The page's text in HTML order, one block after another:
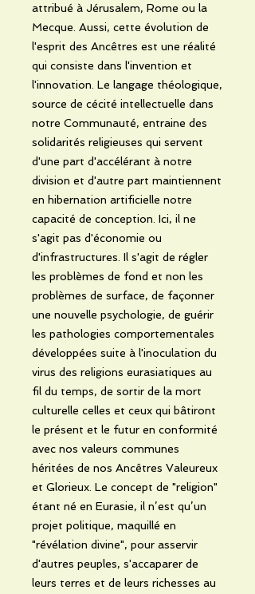
attribué à Jérusalem, Rome ou la
Mecque. Aussi, cette évolution de
l'esprit des Ancêtres est une réalité
qui consiste dans l'invention et
l'innovation. Le langage théologique,
source de cécité intellectuelle dans
notre Communauté, entraine des
solidarités religieuses qui servent
d'une part d'accélérant à notre
division et d'autre part maintiennent
en hibernation artificielle notre
capacité de conception. Ici, il ne
s'agit pas d'économie ou
d'infrastructures. Il s'agit de régler
les problèmes de fond et non les
problèmes de surface, de façonner
une nouvelle psychologie, de guérir
les pathologies comportementales
développées suite à l'inoculation du
virus des religions eurasiatiques au
fil du temps, de sortir de la mort
culturelle celles et ceux qui bâtiront
le présent et le futur en conformité
avec nos valeurs communes
héritées de nos Ancêtres Valeureux
et Glorieux. Le concept de "religion"
étant né en Eurasie, il n’est qu’un
projet politique, maquillé en
"révélation divine", pour asservir
d'autres peuples, s'accaparer de
leurs terres et de leurs richesses au